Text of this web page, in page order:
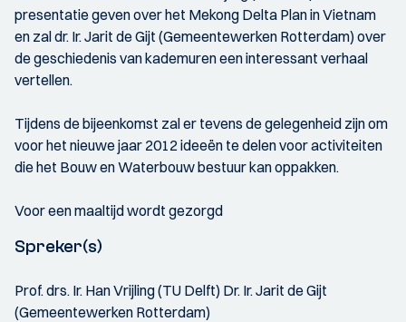
presentatie geven over het Mekong Delta Plan in Vietnam
en zal dr. Ir. Jarit de Gijt (Gemeentewerken Rotterdam) over
de geschiedenis van kademuren een interessant verhaal
vertellen.
Tijdens de bijeenkomst zal er tevens de gelegenheid zijn om
voor het nieuwe jaar 2012 ideeën te delen voor activiteiten
die het Bouw en Waterbouw bestuur kan oppakken.
Voor een maaltijd wordt gezorgd
Spreker(s)
Prof. drs. Ir. Han Vrijling (TU Delft) Dr. Ir. Jarit de Gijt
(Gemeentewerken Rotterdam)